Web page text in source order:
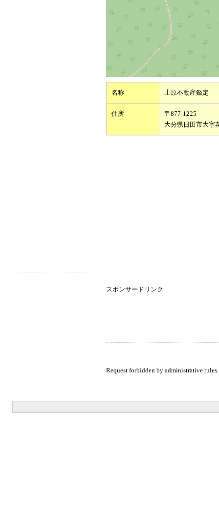
名称 上原不動産鑑定
住所
〒877-1225
大分県日田市大字
スポンサードリンク
Request forbidden by administrative rules.